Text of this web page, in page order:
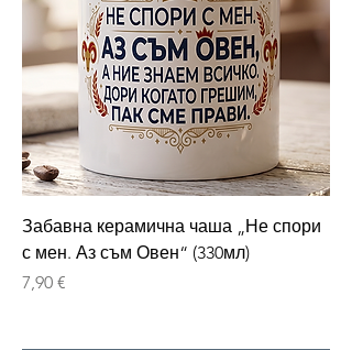
Забавна керамична чаша „Не спори
с мен. Аз съм Овен“ (330мл)
Цена
7,90 €